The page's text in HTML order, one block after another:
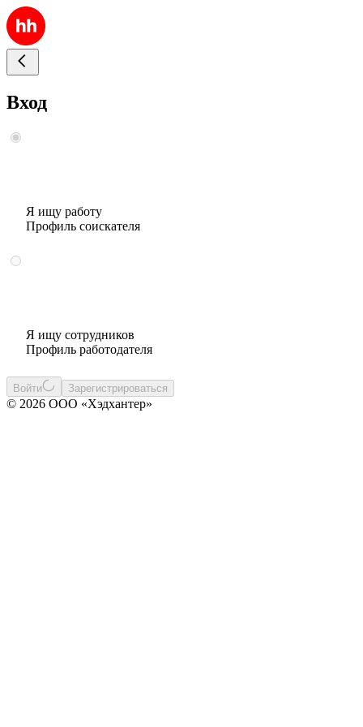
Вход
Я ищу работу
Профиль соискателя
Я ищу сотрудников
Профиль работодателя
Войти Зарегистрироваться
© 2026 ООО «Хэдхантер»